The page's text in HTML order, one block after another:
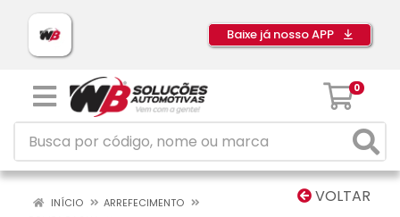
Baixe já nosso APP
0
VOLTAR
INÍCIO
ARREFECIMENTO